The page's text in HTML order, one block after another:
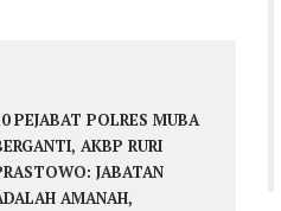
PEJABAT POLRES MUBA
AKBP RURI
JABATAN
AMANAH,